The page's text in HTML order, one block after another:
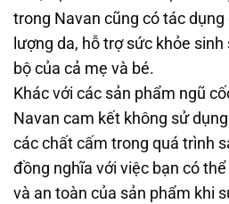
trong Navan cũng có tác
lượng da, hỗ trợ sức khỏe
bộ của cả mẹ và bé.
Khác với các sản phẩm ngũ
Navan cam kết không sử
các chất cấm trong quá trình
đồng nghĩa với việc bạn có
và an toàn của sản phẩm khi